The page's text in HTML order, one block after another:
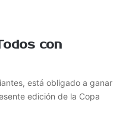
con
está obligado a ganar
edición de la Copa